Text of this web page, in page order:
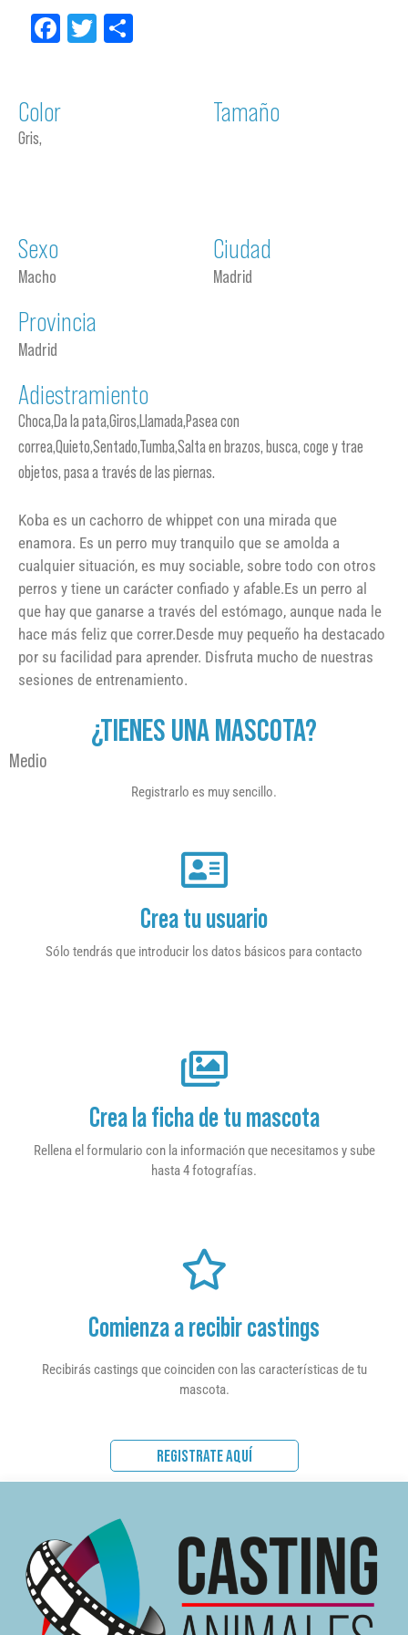
Facebook
Twitter
Color
Gris,
Tamaño
Sexo
Macho
Ciudad
Madrid
Provincia
Madrid
Adiestramiento
Choca,Da la pata,Giros,Llamada,Pasea con
correa,Quieto,Sentado,Tumba,Salta en brazos, busca, coge y trae
objetos, pasa a través de las piernas.
Koba es un cachorro de whippet con una mirada que
enamora. Es un perro muy tranquilo que se amolda a
cualquier situación, es muy sociable, sobre todo con otros
perros y tiene un carácter confiado y afable.Es un perro al
que hay que ganarse a través del estómago, aunque nada le
hace más feliz que correr.Desde muy pequeño ha destacado
por su facilidad para aprender. Disfruta mucho de nuestras
sesiones de entrenamiento.
¿TIENES UNA MASCOTA?
Medio
Registrarlo es muy sencillo.
Crea tu usuario
Sólo tendrás que introducir los datos básicos para contacto
Crea la ficha de tu mascota
Rellena el formulario con la información que necesitamos y sube
hasta 4 fotografías.
Comienza a recibir castings
Recibirás castings que coinciden con las características de tu
mascota.
REGISTRATE AQUÍ